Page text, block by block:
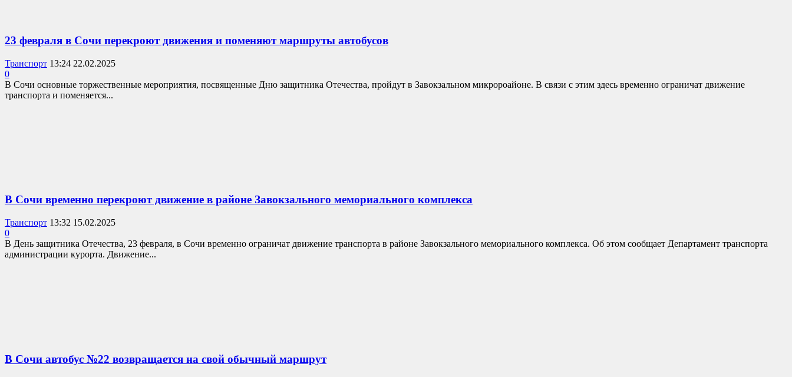
23 февраля в Сочи перекроют движения и поменяют маршруты автобусов
Транспорт 13:24 22.02.2025
0
В Сочи основные торжественные мероприятия, посвященные Дню защитника Отечества, пройдут в Завокзальном микророайоне. В связи с этим здесь временно ограничат движение
транспорта и поменяется...
В Сочи временно перекроют движение в районе Завокзального мемориального комплекса
Транспорт 13:32 15.02.2025
0
В День защитника Отечества, 23 февраля, в Сочи временно ограничат движение транспорта в районе Завокзального мемориального комплекса. Об этом сообщает Департамент транспорта
администрации курорта. Движение...
В Сочи автобус №22 возвращается на свой обычный маршрут